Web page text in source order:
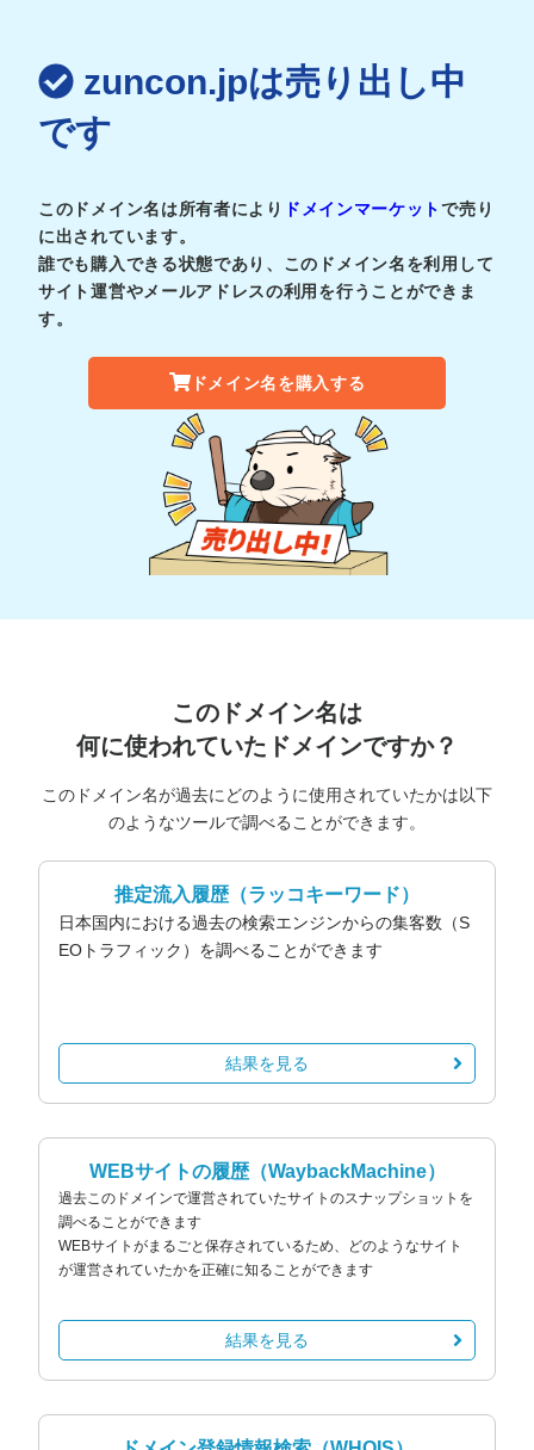
zuncon.jpは売り出し中
です
このドメイン名は所有者により ドメインマーケットで売り
に出されています。
誰でも購入できる状態であり、このドメイン名を利用して
サイト運営やメールアドレスの利用を行うことができま
す。
ドメイン名を購入する
このドメイン名は
何に使われていたドメインですか？
このドメイン名が過去にどのように使用されていたかは以下
のようなツールで調べることができます。
推定流入履歴（ラッコキーワード）
日本国内における過去の検索エンジンからの集客数（S
EOトラフィック）を調べることができます
結果を見る
WEBサイトの履歴（WaybackMachine）
過去このドメインで運営されていたサイトのスナップショットを
調べることができます
WEBサイトがまるごと保存されているため、どのようなサイト
が運営されていたかを正確に知ることができます
結果を見る